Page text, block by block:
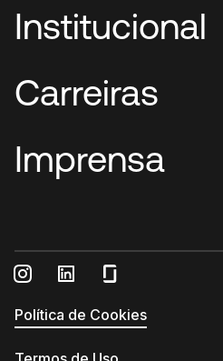
Institucional
Carreiras
Imprensa
Política de Cookies